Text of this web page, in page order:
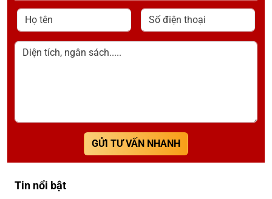
Họ tên Số điện thoại
Diện tích, ngân sách.....
GỬI TƯ VẤN NHANH
Tin nổi bật